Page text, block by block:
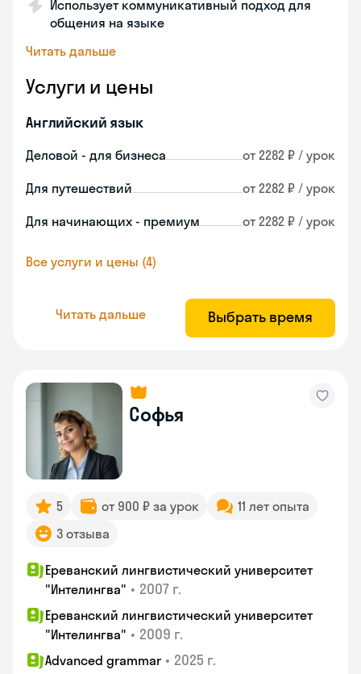
Использует коммуникативный подход для
общения на языке
Читать дальше
Услуги и цены
Английский язык
Деловой - для бизнеса от 2282 ₽ / урок
Для путешествий от 2282 ₽ / урок
Для начинающих - премиум от 2282 ₽ / урок
Все услуги и цены (4)
Читать дальше Выбрать время
Софья
5 от 900 ₽ за урок
11 лет опыта
3 отзыва
Ереванский лингвистический университет
"Интелингва" • 2007 г.
Ереванский лингвистический университет
"Интелингва" • 2009 г.
Advanced grammar • 2025 г.